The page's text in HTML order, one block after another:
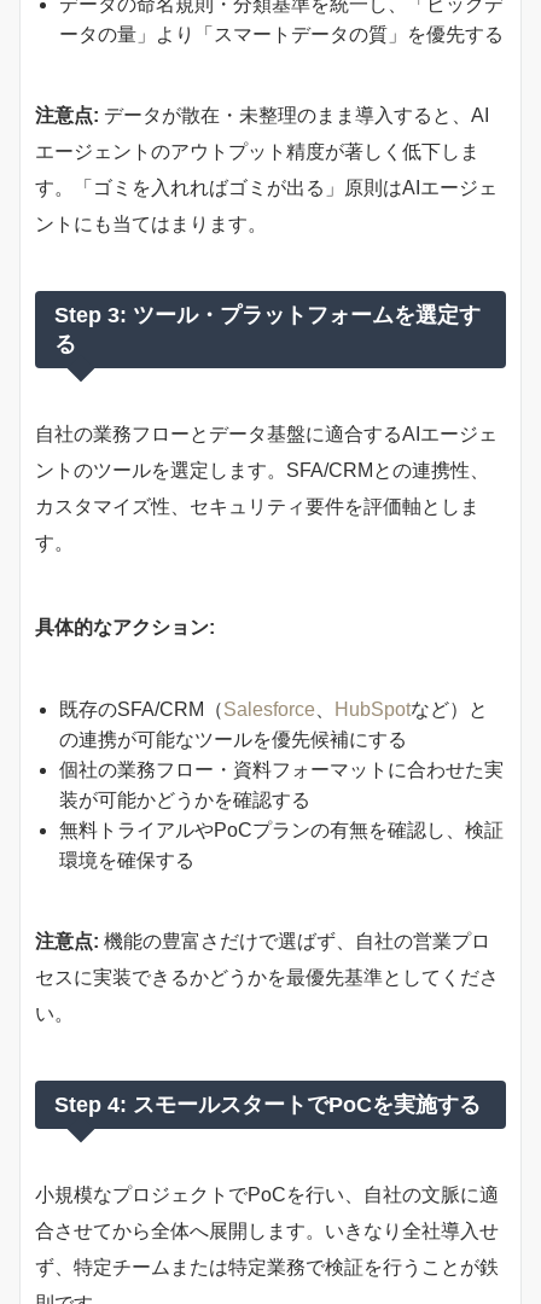
データの命名規則・分類基準を統一し、「ビッグデ
ータの量」より「スマートデータの質」を優先する
注意点: データが散在・未整理のまま導入すると、AI
エージェントのアウトプット精度が著しく低下しま
す。「ゴミを入れればゴミが出る」原則はAIエージェ
ントにも当てはまります。
Step 3: ツール・プラットフォームを選定す
る
自社の業務フローとデータ基盤に適合するAIエージェ
ントのツールを選定します。SFA/CRMとの連携性、
カスタマイズ性、セキュリティ要件を評価軸としま
す。
具体的なアクション:
既存のSFA/CRM（Salesforce HubSpotなど）と
の連携が可能なツールを優先候補にする
個社の業務フロー・資料フォーマットに合わせた実
装が可能かどうかを確認する
無料トライアルやPoCプランの有無を確認し、検証
環境を確保する
注意点: 機能の豊富さだけで選ばず、自社の営業プロ
セスに実装できるかどうかを最優先基準としてくださ
い。
Step 4: スモールスタートでPoCを実施する
小規模なプロジェクトでPoCを行い、自社の文脈に適
合させてから全体へ展開します。いきなり全社導入せ
ず、特定チームまたは特定業務で検証を行うことが鉄